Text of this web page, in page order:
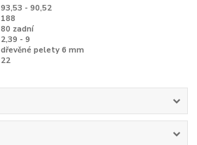
93,53 - 90,52
188
80 zadní
2,39 - 9
dřevěné pelety 6 mm
22